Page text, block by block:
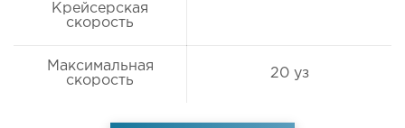
Крейсерская
скорость
Максимальная
скорость
20 уз